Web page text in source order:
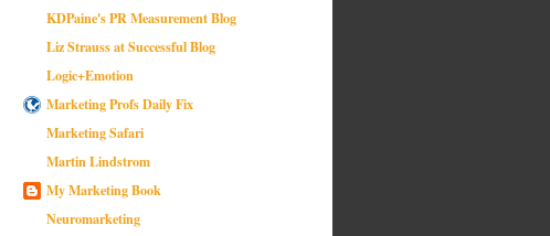
KDPaine's PR Measurement Blog
Liz Strauss at Successful Blog
Logic+Emotion
Marketing Profs Daily Fix
Marketing Safari
Martin Lindstrom
My Marketing Book
Neuromarketing